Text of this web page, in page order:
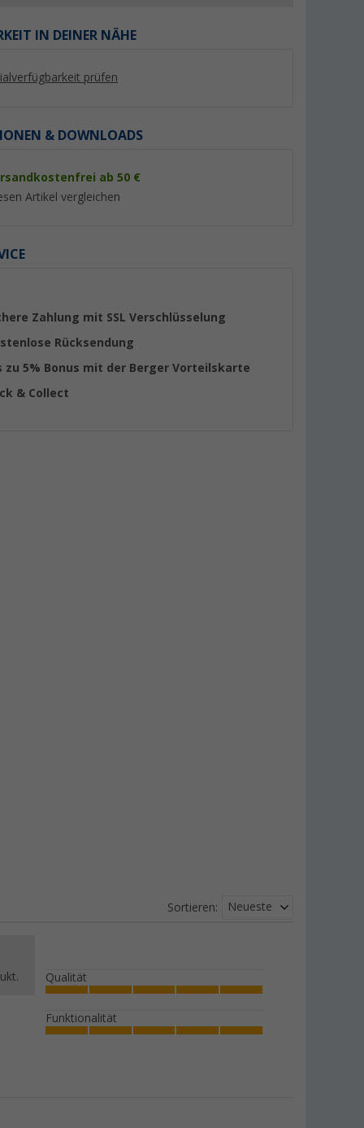
IN DEINER NÄHE
prüfen
& DOWNLOADS
ab 50 €
Artikel vergleichen
Zahlung mit SSL Verschlüsselung
Rücksendung
zu 5% Bonus mit der Berger Vorteilskarte
& Collect
%
schwarz
(89)
29,99€
UVP 42,- €
Sortieren: Neueste
Qualität
Funktionalität